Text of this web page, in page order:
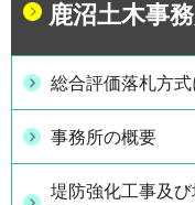
鹿沼土木事
総合評価落札方式
事務所の概要
堤防強化工事及